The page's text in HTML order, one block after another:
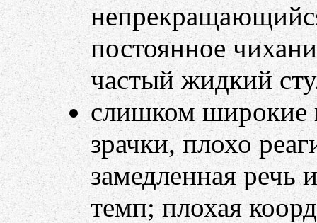
постоянное
частый жидкий
слишком широкие
зрачки, плохо
замедленная
темп; плохая